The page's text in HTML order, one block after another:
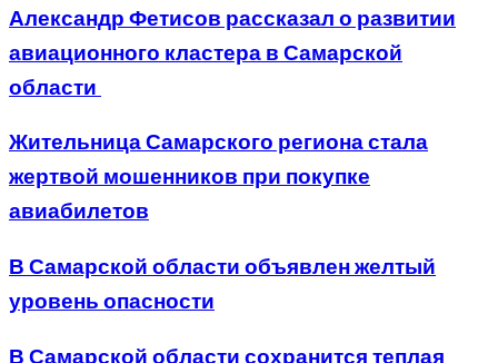
Александр Фетисов рассказал о развитии
авиационного кластера в Самарской
области
Жительница Самарского региона стала
жертвой мошенников при покупке
авиабилетов
В Самарской области объявлен желтый
уровень опасности